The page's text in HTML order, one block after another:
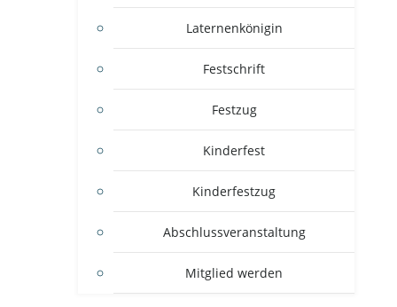
Laternenkönigin
Festschrift
Festzug
Kinderfest
Kinderfestzug
Abschlussveranstaltung
Mitglied werden